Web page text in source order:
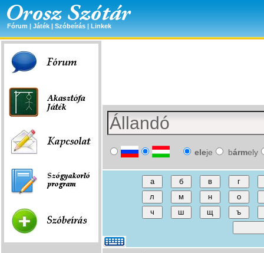
Fórum | Játék | Szóbeírás | Linkek
eleje bármely